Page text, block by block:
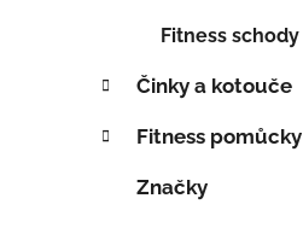
Fitness schody
Činky a kotouče
Fitness pomůcky
Značky